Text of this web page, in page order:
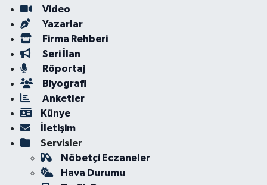
Video
Yazarlar
Firma Rehberi
Seri İlan
Röportaj
Biyografi
Anketler
Künye
İletişim
Servisler
Nöbetçi Eczaneler
Hava Durumu